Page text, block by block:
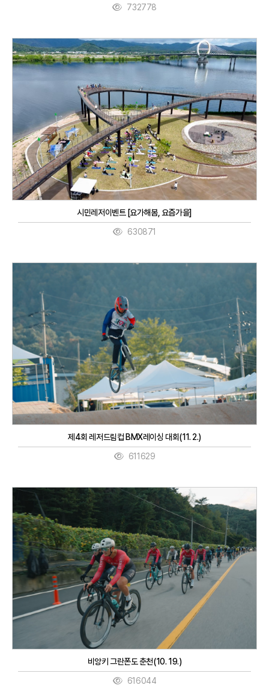
732778
시민레저이벤트 [요가해봄, 요즘가을]
630871
제4회 레저드림컵 BMX레이싱 대회(11. 2.)
611629
비앙키 그란폰도 춘천(10. 19.)
616044